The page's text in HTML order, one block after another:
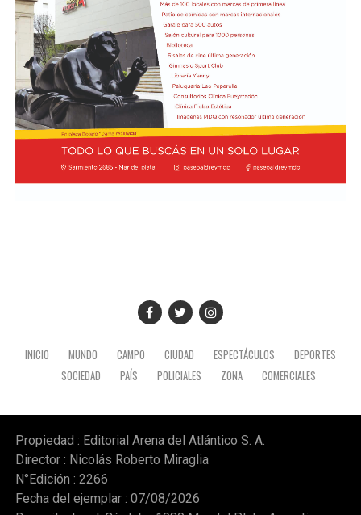
protección ambiental, ya que permite disminuir la
utilización de pozos absorbentes y contribuye a
preservar las napas de agua subterránea, además de
mejorar las condiciones de higiene y salubridad para los
vecinos.
Tras la apertura de sobres, el expediente continuará su
recorrido administrativo con la intervención de la
Comisión de Estudio de Ofertas y Adjudicación, que
INICIO MUNDO CAMPO CIUDAD ESPECTÁCULOS
DEPORTES
SOCIEDAD
PAÍS POLICIALES ZONA COMERCIALES
Propiedad : Editorial Arena del Atlántico S. A.
Director : Nicolás Roberto Miraglia
N°Edición : 2266
Fecha del ejemplar : 07/08/2026